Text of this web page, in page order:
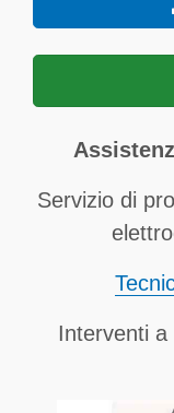
Servizio di
Interventi a